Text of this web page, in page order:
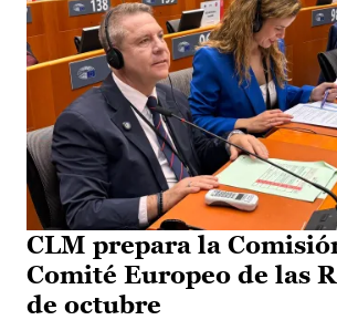
CLM prepara la
Comité Europeo de las
de octubre